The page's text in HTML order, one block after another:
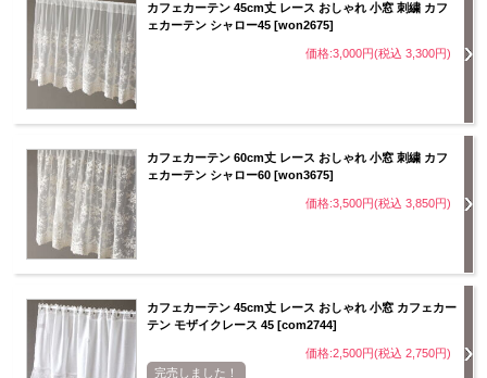
カフェカーテン 45cm丈 レース おしゃれ 小窓 刺繍 カフ
ェカーテン シャロー45 [won2675]
価格:3,000円(税込 3,300円)
カフェカーテン 60cm丈 レース おしゃれ 小窓 刺繍 カフ
ェカーテン シャロー60 [won3675]
価格:3,500円(税込 3,850円)
カフェカーテン 45cm丈 レース おしゃれ 小窓 カフェカー
テン モザイクレース 45 [com2744]
価格:2,500円(税込 2,750円)
完売しました！